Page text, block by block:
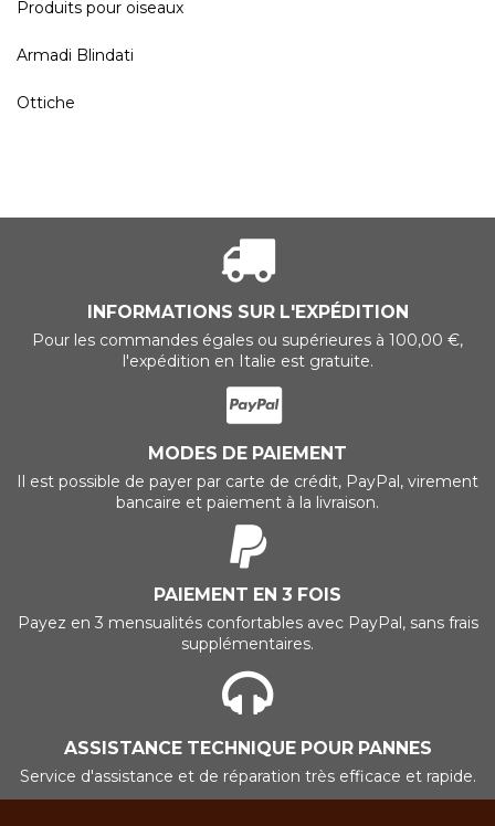
Produits pour oiseaux
Armadi Blindati
Ottiche
INFORMATIONS SUR L'EXPÉDITION
Pour les commandes égales ou supérieures à 100,00 €,
l'expédition en Italie est gratuite.
MODES DE PAIEMENT
Il est possible de payer par carte de crédit, PayPal, virement
bancaire et paiement à la livraison.
PAIEMENT EN 3 FOIS
Payez en 3 mensualités confortables avec PayPal, sans frais
supplémentaires.
ASSISTANCE TECHNIQUE POUR PANNES
Service d'assistance et de réparation très efficace et rapide.